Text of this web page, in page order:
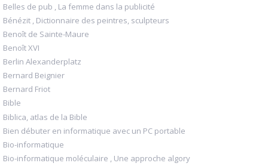
Belles de pub , La femme dans la publicité
Bénézit , Dictionnaire des peintres, sculpteurs
Benoît de Sainte-Maure
Benoît XVI
Berlin Alexanderplatz
Bernard Beignier
Bernard Friot
Bible
Biblica, atlas de la Bible
Bien débuter en informatique avec un PC portable
Bio-informatique
Bio-informatique moléculaire , Une approche algory